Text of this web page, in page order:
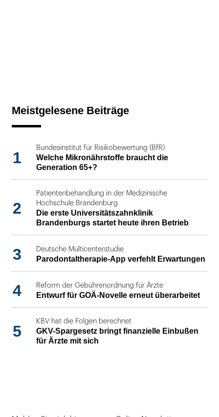
Meistgelesene Beiträge
1
Bundesinstitut für Risikobewertung (BfR)
Welche Mikronährstoffe braucht die
Generation 65+?
2
Patientenbehandlung in der Medizinische
Hochschule Brandenburg
Die erste Universitätszahnklinik
Brandenburgs startet heute ihren Betrieb
3 Deutsche Multicenterstudie
Parodontaltherapie-App verfehlt Erwartungen
4 Reform der Gebührenordnung für Ärzte
Entwurf für GOÄ-Novelle erneut überarbeitet
5
KBV hat die Folgen berechnet
GKV-Spargesetz bringt finanzielle Einbußen
für Ärzte mit sich